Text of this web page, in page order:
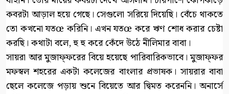
কবরটা আড়াল হয়ে গেছে। সেগুলো সরিয়ে দিয়েছি। বেঁচে থাকতে
তো কখনো যতœ করিনি। এখন যতœ করে ঋণ শোধ করার চেষ্টা
করছি। কথাটা বলে, হু হু করে কেঁদে উঠে নীলিমার বাবা।
সায়রা আর মুজাফ্ফরের বিয়ে হয়েছে পারিবারিকভাবে। মুজাফ্ফর
মফস্বল শহরের একটা কলেজের বাংলার প্রভাষক। সায়রার বাবা
ছেলে কলেজে পড়ায় শুনে বিয়েতে আর দ্বিমত করেননি। অনার্সে